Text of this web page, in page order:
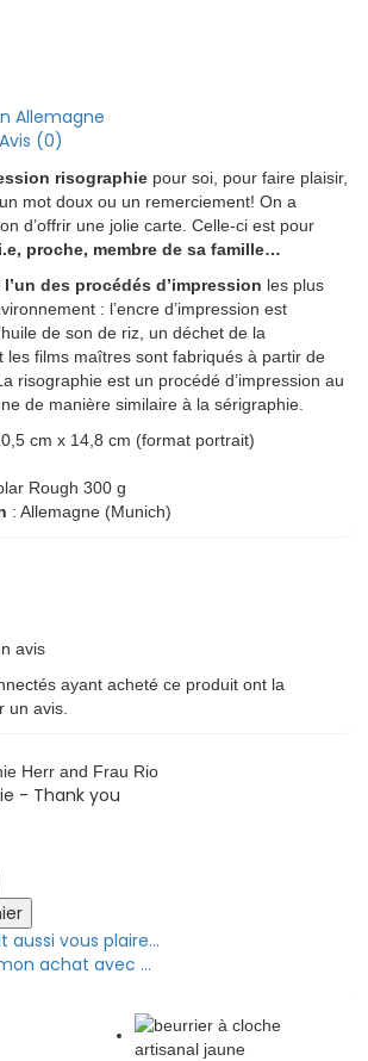
Allemagne
Avis (0)
risographie pour soi, pour faire plaisir,
mot doux ou un remerciement! On a
d’offrir une jolie carte. Celle-ci est pour
proche, membre de sa famille…
des procédés d’impression les plus
: l’encre d’impression est
de son de riz, un déchet de la
les films maîtres sont fabriqués à partir de
risographie est un procédé d’impression au
de manière similaire à la sérigraphie.
cm x 14,8 cm (format portrait)
Rough 300 g
: Allemagne (Munich)
avis
ayant acheté ce produit ont la
un avis.
- Thank you
aussi vous plaire...
achat avec ...